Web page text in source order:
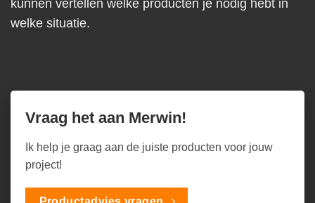
kunnen vertellen welke producten je nodig hebt in
welke situatie.
Vraag het aan Merwin!
Ik help je graag aan de juiste producten voor jouw
project!